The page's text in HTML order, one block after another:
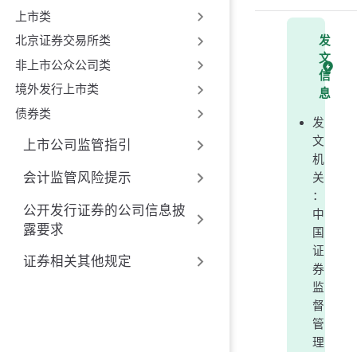
上市类
北京证券交易所类
非上市公众公司类
境外发行上市类
债券类
上市公司监管指引
会计监管风险提示
公开发行证券的公司信息披
露要求
证券相关其他规定
发
文
信
息
发
文
机
关
：
中
国
证
券
监
督
管
理